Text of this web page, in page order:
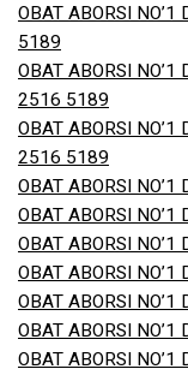
OBAT ABORSI
5189
OBAT ABORSI
2516 5189
OBAT ABORSI
2516 5189
OBAT ABORSI
OBAT ABORSI
OBAT ABORSI
OBAT ABORSI
OBAT ABORSI
OBAT ABORSI
OBAT ABORSI